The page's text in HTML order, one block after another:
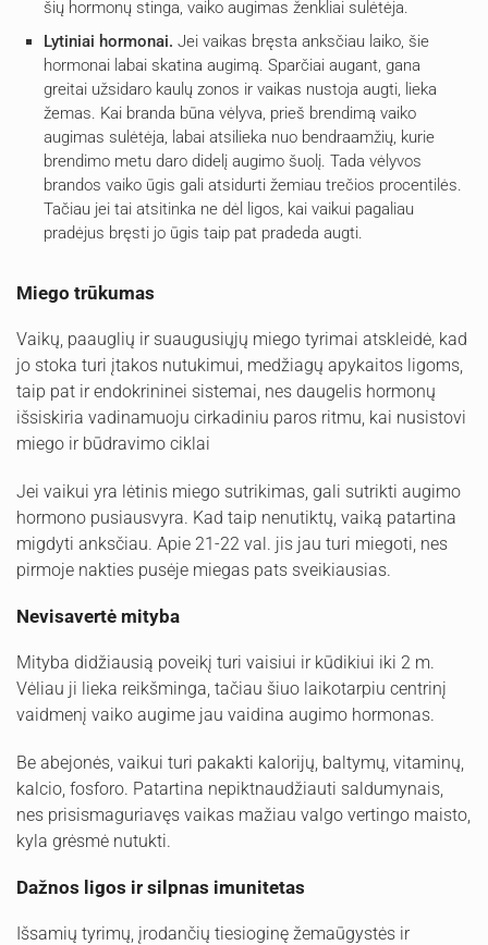
šių hormonų stinga, vaiko augimas ženkliai sulėtėja.
Lytiniai hormonai. Jei vaikas bręsta anksčiau laiko, šie
hormonai labai skatina augimą. Sparčiai augant, gana
greitai užsidaro kaulų zonos ir vaikas nustoja augti, lieka
žemas. Kai branda būna vėlyva, prieš brendimą vaiko
augimas sulėtėja, labai atsilieka nuo bendraamžių, kurie
brendimo metu daro didelį augimo šuolį. Tada vėlyvos
brandos vaiko ūgis gali atsidurti žemiau trečios procentilės.
Tačiau jei tai atsitinka ne dėl ligos, kai vaikui pagaliau
pradėjus bręsti jo ūgis taip pat pradeda augti.
Miego trūkumas
Vaikų, paauglių ir suaugusiųjų miego tyrimai atskleidė, kad
jo stoka turi įtakos nutukimui, medžiagų apykaitos ligoms,
taip pat ir endokrininei sistemai, nes daugelis hormonų
išsiskiria vadinamuoju cirkadiniu paros ritmu, kai nusistovi
miego ir būdravimo ciklai
Jei vaikui yra lėtinis miego sutrikimas, gali sutrikti augimo
hormono pusiausvyra. Kad taip nenutiktų, vaiką patartina
migdyti anksčiau. Apie 21-22 val. jis jau turi miegoti, nes
pirmoje nakties pusėje miegas pats sveikiausias.
Nevisavertė mityba
Mityba didžiausią poveikį turi vaisiui ir kūdikiui iki 2 m.
Vėliau ji lieka reikšminga, tačiau šiuo laikotarpiu centrinį
vaidmenį vaiko augime jau vaidina augimo hormonas.
Be abejonės, vaikui turi pakakti kalorijų, baltymų, vitaminų,
kalcio, fosforo. Patartina nepiktnaudžiauti saldumynais,
nes prisismaguriavęs vaikas mažiau valgo vertingo maisto,
kyla grėsmė nutukti.
Dažnos ligos ir silpnas imunitetas
Išsamių tyrimų, įrodančių tiesioginę žemaūgystės ir